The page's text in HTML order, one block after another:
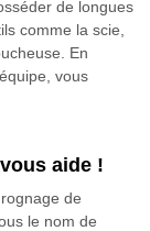
de longues
comme la scie,
En
vous
aide !
de
le nom de